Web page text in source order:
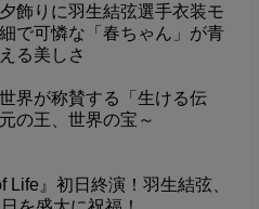
飾りに羽生結弦選手衣装モ
で可憐な「春ちゃん」が青
る美しさ
界が称賛する「生ける伝
の王、世界の宝～
Life』初日終演！羽生結弦、
を盛大に祝福！